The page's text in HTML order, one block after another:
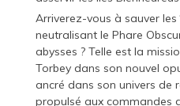
Arriverez-vous à sauver les
neutralisant le Phare
abysses ? Telle est la
Torbey dans son nouvel
ancré dans son univers de
propulsé aux commandes